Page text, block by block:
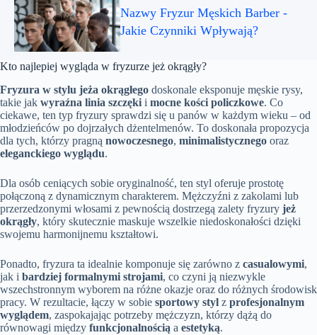
Nazwy Fryzur Męskich Barber -
Jakie Czynniki Wpływają?
Kto najlepiej wygląda w fryzurze jeż okrągły?
Fryzura w stylu jeża okrągłego doskonale eksponuje męskie rysy,
takie jak wyraźna linia szczęki i mocne kości policzkowe. Co
ciekawe, ten typ fryzury sprawdzi się u panów w każdym wieku – od
młodzieńców po dojrzałych dżentelmenów. To doskonała propozycja
dla tych, którzy pragną nowoczesnego, minimalistycznego oraz
eleganckiego wyglądu.
Dla osób ceniących sobie oryginalność, ten styl oferuje prostotę
połączoną z dynamicznym charakterem. Mężczyźni z zakolami lub
przerzedzonymi włosami z pewnością dostrzegą zalety fryzury jeż
okrągły, który skutecznie maskuje wszelkie niedoskonałości dzięki
swojemu harmonijnemu kształtowi.
Ponadto, fryzura ta idealnie komponuje się zarówno z casualowymi,
jak i bardziej formalnymi strojami, co czyni ją niezwykle
wszechstronnym wyborem na różne okazje oraz do różnych środowisk
pracy. W rezultacie, łączy w sobie sportowy styl z profesjonalnym
wyglądem, zaspokajając potrzeby mężczyzn, którzy dążą do
równowagi między funkcjonalnością a estetyką.